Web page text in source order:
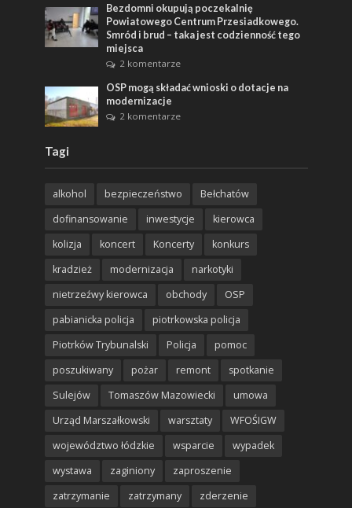
Bezdomni okupują poczekalnię
Powiatowego Centrum Przesiadkowego.
Smród i brud – taka jest codzienność tego
miejsca
2 komentarze
OSP mogą składać wnioski o dotacje na
modernizacje
2 komentarze
Tagi
alkohol bezpieczeństwo
Bełchatów
dofinansowanie
inwestycje
kierowca
kolizja
koncert Koncerty
konkurs
kradzież
modernizacja
narkotyki
nietrzeźwy kierowca
obchody
OSP
pabianicka policja
piotrkowska policja
Piotrków Trybunalski
Policja
pomoc
poszukiwany
pożar remont
spotkanie
Sulejów
Tomaszów Mazowiecki
umowa
Urząd Marszałkowski
warsztaty
WFOŚIGW
województwo łódzkie
wsparcie
wypadek
wystawa
zaginiony
zaproszenie
zatrzymanie
zatrzymany zderzenie